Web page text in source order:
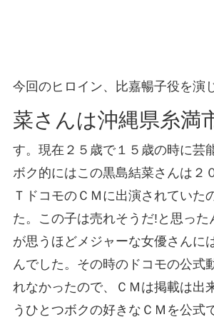
今回のヒロイン、比嘉暢子役を演
菜さんは沖縄県糸満
す。現在２５歳で１５歳の時に芸
ボク的にはこの黒島結菜さんは２
ＴドコモのＣＭに出演されていた
た。この子は売れそうだ!と思った
が思うほどメジャーな女優さんに
んでした。その時のドコモの公式
れなかったので、ＣＭは掲載は出
うひとつボクの好きなＣＭを公式